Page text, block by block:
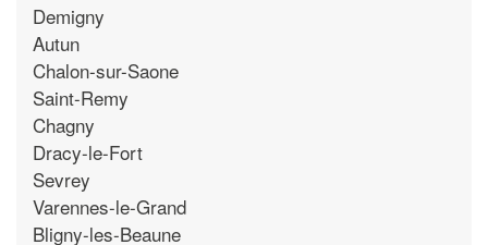
Demigny
Autun
Chalon-sur-Saone
Saint-Remy
Chagny
Dracy-le-Fort
Sevrey
Varennes-le-Grand
Bligny-les-Beaune